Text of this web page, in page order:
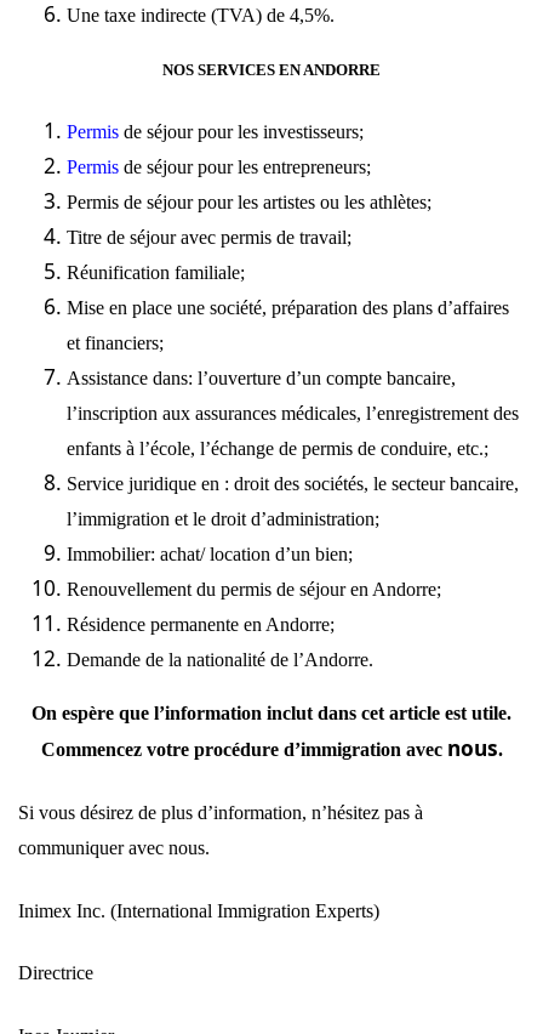
Une taxe indirecte (TVA) de 4,5%.
NOS SERVICES EN ANDORRE
Permis de séjour pour les investisseurs;
Permis de séjour pour les entrepreneurs;
Permis de séjour pour les artistes ou les athlètes;
Titre de séjouravec permis de travail;
Réunification familiale;
Mise en place une société, préparation des plans d’affaires
et financiers;
Assistance dans: l’ouverture d’un compte bancaire,
l’inscription aux assurances médicales, l’enregistrement des
enfants à l’école, l’échange de permis de conduire, etc.;
Service juridique en : droit des sociétés, le secteur bancaire,
l’immigration et le droit d’administration;
Immobilier: achat/ location d’un bien;
Renouvellement du permis de séjour en Andorre;
Résidence permanente en Andorre;
Demande de la nationalité de l’Andorre.
On espère que l’information inclut dans cet article est utile.
Commencez votre procédure d’immigration avec nous.
Si vous désirez de plus d’information, n’hésitez pas à
communiquer avec nous.
Inimex Inc. (International Immigration Experts)
Directrice